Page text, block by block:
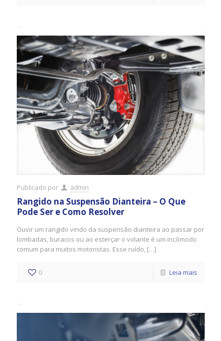
Publicado por admin
Rangido na Suspensão Dianteira – O Que
Pode Ser e Como Resolver
Ouvir um rangido vindo da suspensão dianteira ao passar por
lombadas, buracos ou ao esterçar o volante é um incômodo
comum para muitos motoristas. Esse ruído, […]
0 Leia mais